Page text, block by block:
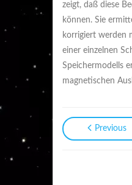
zeigt, daß diese
können. Sie
korrigiert werden
einer einzelnen
Speichermodells
magnetischen
Previous